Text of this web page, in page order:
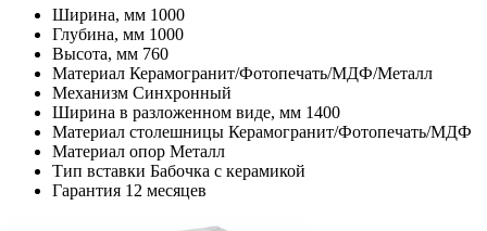
Ширина, мм 1000
Глубина, мм 1000
Высота, мм 760
Материал Керамогранит/Фотопечать/МДФ/Металл
Механизм Синхронный
Ширина в разложенном виде, мм 1400
Материал столешницы Керамогранит/Фотопечать/МДФ
Материал опор Металл
Тип вставки Бабочка с керамикой
Гарантия 12 месяцев